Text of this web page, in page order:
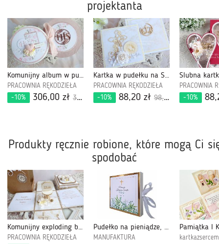
projektanta
Komunijny album w pudełku 617
PRACOWNIA RĘKODZIEŁA
-10%
306,00 zł 340,00 zł
Kartka w pudełku na Święcenia Diakonatu 227
PRACOWNIA RĘKODZIEŁA
-10%
88,20 zł 98,00 zł
PRACOWNIA
-10%
Produkty ręcznie robione, które mogą Ci
spodobać
Komunijny exploding box 588
PRACOWNIA RĘKODZIEŁA
Pudełko na pieniądze, Pierwsza Komunia Święta-PPK30Z
MANUFAKTURA kartkazsercem